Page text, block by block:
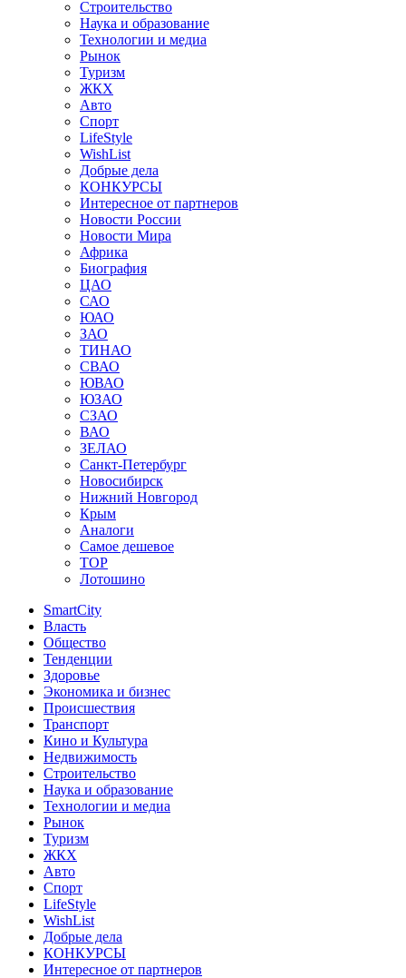
Строительство
Наука и образование
Технологии и медиа
Рынок
Туризм
ЖКХ
Авто
Спорт
LifeStyle
WishList
Добрые дела
КОНКУРСЫ
Интересное от партнеров
Новости России
Новости Мира
Африка
Биография
ЦАО
САО
ЮАО
ЗАО
ТИНАО
СВАО
ЮВАО
ЮЗАО
СЗАО
ВАО
ЗЕЛАО
Санкт-Петербург
Новосибирск
Нижний Новгород
Крым
Аналоги
Самое дешевое
TOP
Лотошино
SmartCity
Власть
Общество
Тенденции
Здоровье
Экономика и бизнес
Происшествия
Транспорт
Кино и Культура
Недвижимость
Строительство
Наука и образование
Технологии и медиа
Рынок
Туризм
ЖКХ
Авто
Спорт
LifeStyle
WishList
Добрые дела
КОНКУРСЫ
Интересное от партнеров